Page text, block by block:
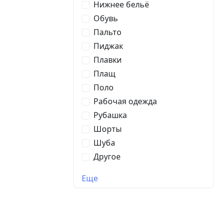
Нижнее бельё
Обувь
Пальто
Пиджак
Плавки
Плащ
Поло
Рабочая одежда
Рубашка
Шорты
Шуба
Другое
Еще